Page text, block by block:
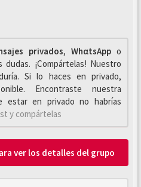
privados, WhαtsAppo
¡Compártelas! Nuestro
Si lo haces en privado,
Encontraste nuestra
estar en privado no habrías
y compártelas
ver los detalles del grupo